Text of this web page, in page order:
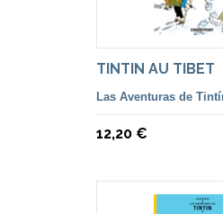
TINTIN AU TIBET
Las Aventuras de
12,20 €